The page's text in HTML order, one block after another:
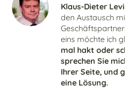
Klaus-Dieter
den Austausch
eins möchte ich
mal hakt oder
sprechen Sie
Ihrer Seite, und
eine Lösung.